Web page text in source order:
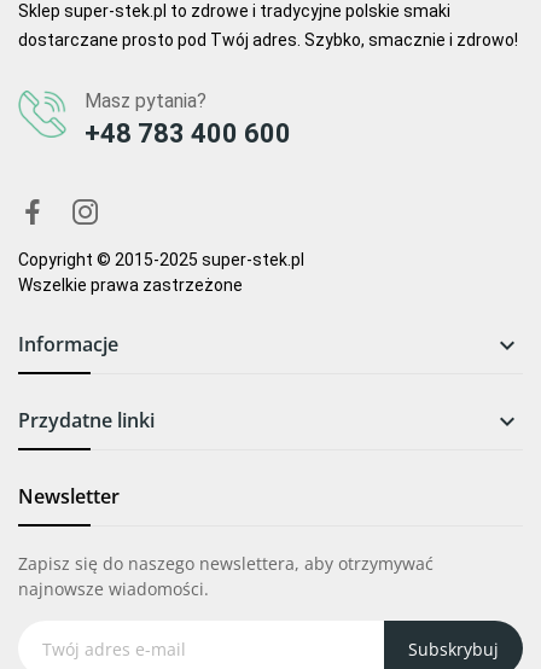
Sklep super-stek.pl to zdrowe i tradycyjne polskie smaki
dostarczane prosto pod Twój adres. Szybko, smacznie i zdrowo!
Masz pytania?
+48 783 400 600
Copyright © 2015-2025 super-stek.pl
Wszelkie prawa zastrzeżone
Informacje 
Przydatne linki 
Newsletter
Zapisz się do naszego newslettera, aby otrzymywać
najnowsze wiadomości.
Subskrybuj